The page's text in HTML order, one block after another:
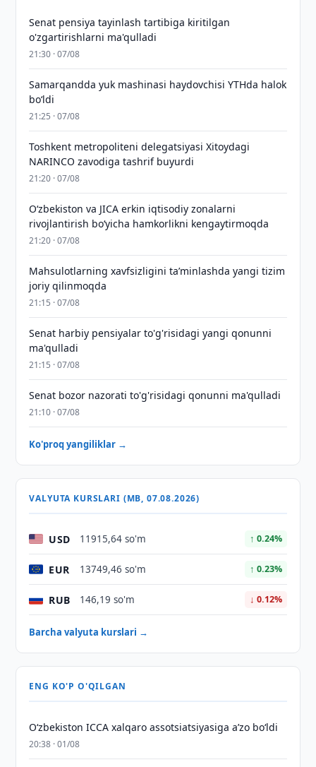
Senat pensiya tayinlash tartibiga kiritilgan
o'zgartirishlarni ma'qulladi
21:30 · 07/08
Samarqandda yuk mashinasi haydovchisi YTHda halok
bo‘ldi
21:25 · 07/08
Toshkent metropoliteni delegatsiyasi Xitoydagi
NARINCO zavodiga tashrif buyurdi
21:20 · 07/08
Oʻzbekiston va JICA erkin iqtisodiy zonalarni
rivojlantirish boʻyicha hamkorlikni kengaytirmoqda
21:20 · 07/08
Mahsulotlarning xavfsizligini taʼminlashda yangi tizim
joriy qilinmoqda
21:15 · 07/08
Senat harbiy pensiyalar to'g'risidagi yangi qonunni
ma'qulladi
21:15 · 07/08
Senat bozor nazorati to'g'risidagi qonunni ma'qulladi
21:10 · 07/08
Ko'proq yangiliklar →
VALYUTA KURSLARI (MB, 07.08.2026)
USD 11915,64 so'm ↑ 0.24%
EUR 13749,46 so'm ↑ 0.23%
RUB 146,19 so'm ↓ 0.12%
Barcha valyuta kurslari →
ENG KO'P O'QILGAN
O‘zbekiston ICCA xalqaro assotsiatsiyasiga aʼzo bo‘ldi
20:38 · 01/08